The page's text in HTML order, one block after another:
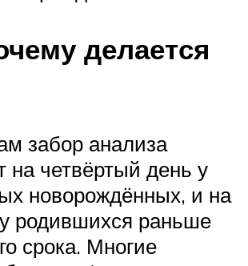
делается
забор анализа
на четвёртый день у
новорождённых, и на
родившихся раньше
срока. Многие